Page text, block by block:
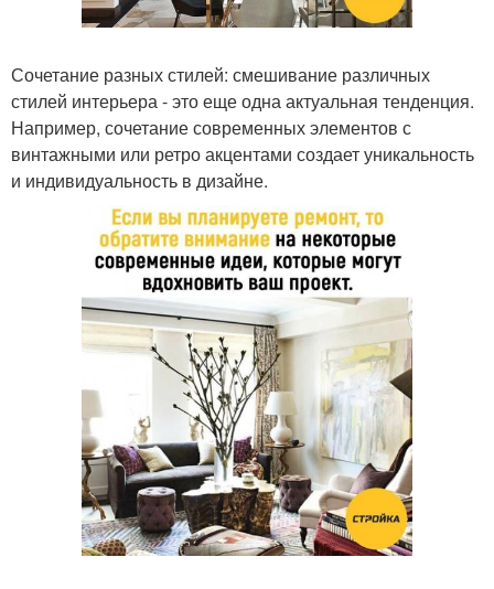
Сочетание разных стилей: смешивание различных
стилей интерьера - это еще одна актуальная тенденция.
Например, сочетание современных элементов с
винтажными или ретро акцентами создает уникальность
и индивидуальность в дизайне.